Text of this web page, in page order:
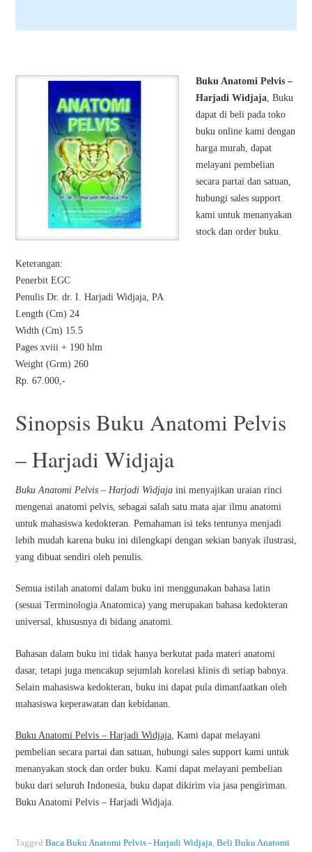
Buku Anatomi Pelvis –
Harjadi Widjaja, Buku
dapat di beli pada toko
buku online kami dengan
harga murah, dapat
melayani pembelian
secara partai dan satuan,
hubungi sales support
kami untuk menanyakan
stock dan order buku.
Keterangan:
Penerbit EGC
Penulis Dr. dr. I. Harjadi Widjaja, PA
Length (Cm) 24
Width (Cm) 15.5
Pages xviii + 190 hlm
Weight (Grm) 260
Rp. 67.000,-
Sinopsis Buku Anatomi Pelvis
– Harjadi Widjaja
Buku Anatomi Pelvis – Harjadi Widjajaini menyajikan uraian rinci
mengenai anatomi pelvis, sebagai salah satu mata ajar ilmu anatomi
untuk mahasiswa kedokteran. Pemahaman isi teks tentunya menjadi
lebih mudah karena buku ini dilengkapi dengan sekian banyak ilustrasi,
yang dibuat sendiri oleh penulis.
Semua istilah anatomi dalam buku ini menggunakan bahasa latin
(sesuai Terminologia Anatomica) yang merupakan bahasa kedokteran
universal, khususnya di bidang anatomi.
Bahasan dalam buku ini tidak hanya berkutat pada materi anatomi
dasar, tetapi juga mencakup sejumlah korelasi klinis di setiap babnya.
Selain mahasiswa kedokteran, buku ini dapat pula dimanfaatkan oleh
mahasiswa keperawatan dan kebidanan.
Buku Anatomi Pelvis – Harjadi Widjaja, Kami dapat melayani
pembelian secara partai dan satuan, hubungi sales support kami untuk
menanyakan stock dan order buku. Kami dapat melayani pembelian
buku dari seluruh Indonesia, buku dapat dikirim via jasa pengiriman.
Buku Anatomi Pelvis – Harjadi Widjaja.
Tagged Baca Buku Anatomi Pelvis - Harjadi Widjaja, Beli Buku Anatomi